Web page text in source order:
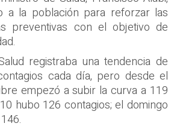
a la población para reforzar las
preventivas con el objetivo de
registraba una tendencia de
cada día, pero desde el
empezó a subir la curva a 119
hubo 126 contagios; el domingo